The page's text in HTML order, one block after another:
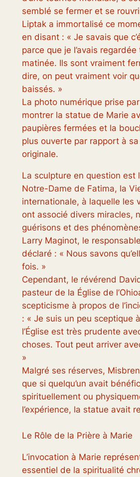
semblé se fermer et se
Liptak a immortalisé ce
en disant : « Je savais que
parce que je l’avais
matinée. Ils sont vraiment
dire, on peut vraiment voir
baissés. »
La photo numérique prise
montrer la statue de Marie
paupières fermées et la
plus ouverte par rapport à
originale.
La sculpture en question est
Notre-Dame de Fatima, la
internationale, à laquelle les
ont associé divers miracles,
guérisons et des
Larry Maginot, le
déclaré : « Nous savons
fois. »
Cependant, le révérend
pasteur de la Église de l’Ohio
scepticisme à propos de
: « Je suis un peu sceptique
l’Église est très prudente
choses. Tout peut arriver
»
Malgré ses réserves,
que si quelqu’un avait
spirituellement ou
l’expérience, la statue avait
Le Rôle de la Prière à Marie
L’invocation à Marie
essentiel de la spiritualité